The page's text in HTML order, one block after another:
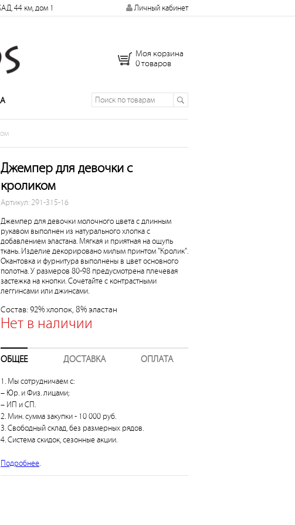
44 км, дом 1 Личный кабинет
Моя корзина
0 товаров
Джемпер для девочки с
кроликом
Артикул: 291-315-16
Джемпер для девочки молочного цвета с длинным
рукавом выполнен из натурального хлопка с
добавлением эластана. Мягкая и приятная на ощупь
ткань. Изделие декорировано милым принтом "Кролик".
Окантовка и фурнитура выполнены в цвет основного
полотна. У размеров 80-98 предусмотрена плечевая
застежка на кнопки. Сочетайте с контрастными
леггинсами или джинсами.
Состав: 92% хлопок, 8% эластан
Нет в наличии
ОБЩЕЕ ДОСТАВКА ОПЛАТА
1. Мы сотрудничаем с:
– Юр. и Физ. лицами;
– ИП и СП.
2. Мин. сумма закупки - 10 000 руб.
3. Свободный склад, без размерных рядов.
4. Система скидок, сезонные акции.
Подробнее.